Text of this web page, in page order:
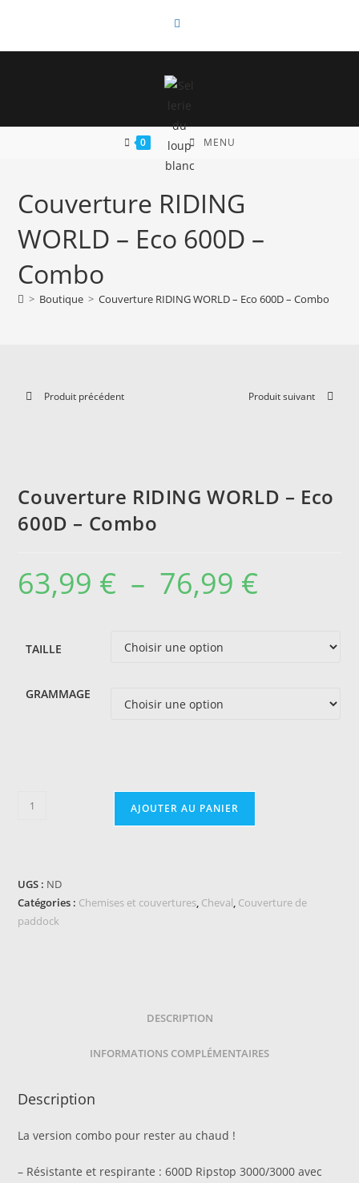
content
0 MENU
Couverture RIDING
WORLD – Eco 600D –
Combo
> Boutique > Couverture RIDING WORLD – Eco 600D – Combo
Produit précédent Produit suivant
Couverture RIDING WORLD – Eco
600D – Combo
63,99 € – 76,99 €
TAILLE
GRAMMAGE
quantité
WORLD
-
Eco
AJOUTER AU PANIER
UGS : ND
Catégories : Chemises et couvertures, Cheval, Couverture de
paddock
DESCRIPTION
INFORMATIONS COMPLÉMENTAIRES
Description
La version combo pour rester au chaud !
– Résistante et respirante : 600D Ripstop 3000/3000 avec